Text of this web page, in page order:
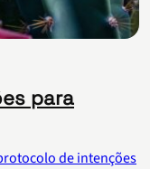
para
de intenções